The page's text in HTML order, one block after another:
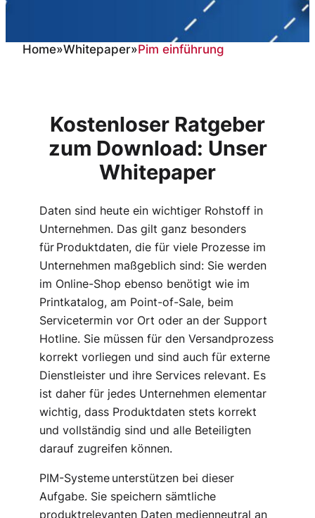
Home»Whitepaper»Pim einführung
Kostenloser Ratgeber
zum Download: Unser
Whitepaper
Daten sind heute ein wichtiger Rohstoff in
Unternehmen. Das gilt ganz besonders
für Produktdaten, die für viele Prozesse im
Unternehmen maßgeblich sind: Sie werden
im Online-Shop ebenso benötigt wie im
Printkatalog, am Point-of-Sale, beim
Servicetermin vor Ort oder an der Support
Hotline. Sie müssen für den Versandprozess
korrekt vorliegen und sind auch für externe
Dienstleister und ihre Services relevant. Es
ist daher für jedes Unternehmen elementar
wichtig, dass Produktdaten stets korrekt
und vollständig sind und alle Beteiligten
darauf zugreifen können.
PIM-Systeme unterstützen bei dieser
Aufgabe. Sie speichern sämtliche
produktrelevanten Daten medienneutral an